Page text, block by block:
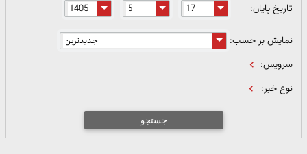
تاریخ پایان:
نمایش بر حسب:
سرویس:
نوع خبر:
جستجو